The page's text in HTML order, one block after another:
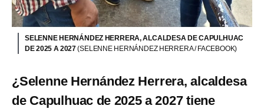
SELENNE HERNÁNDEZ HERRERA, ALCALDESA DE CAPULHUAC
DE 2025 A 2027(SELENNE HERNÁNDEZ HERRERA / FACEBOOK)
¿Selenne Hernández Herrera, alcaldesa
de Capulhuac de 2025 a 2027 tiene